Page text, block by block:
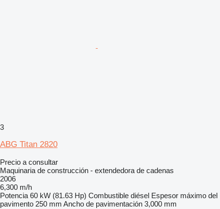
3
ABG Titan 2820
Precio a consultar
Maquinaria de construcción - extendedora de cadenas
2006
6,300 m/h
Potencia 60 kW (81.63 Hp) Combustible diésel Espesor máximo del
pavimento 250 mm Ancho de pavimentación 3,000 mm